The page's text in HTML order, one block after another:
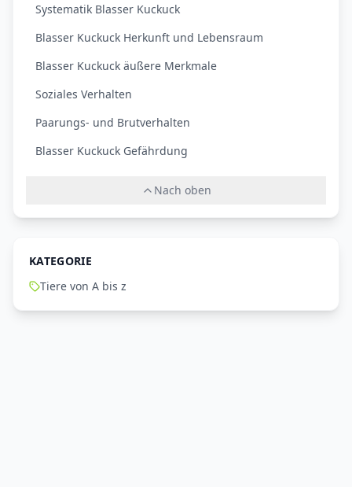
Systematik Blasser Kuckuck
Blasser Kuckuck Herkunft und Lebensraum
Blasser Kuckuck äußere Merkmale
Soziales Verhalten
Paarungs- und Brutverhalten
Blasser Kuckuck Gefährdung
Nach oben
KATEGORIE
Tiere von A bis z